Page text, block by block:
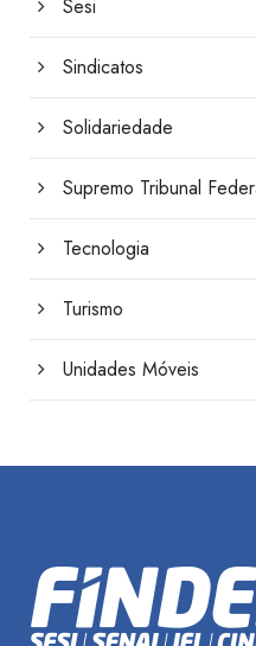
Sesi
Sindicatos
Solidariedade
Supremo Tribunal
Tecnologia
Turismo
Unidades Móveis